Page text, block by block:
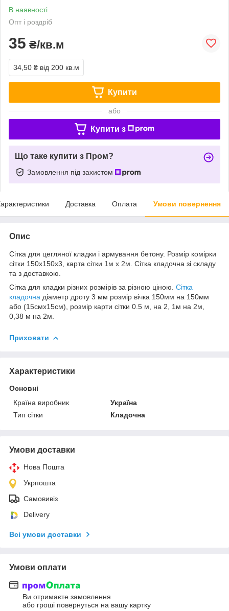
В наявності
Опт і роздріб
35 ₴/кв.м
34,50 ₴ від 200 кв.м
Купити
або
Купити з
Що таке купити з Пром?
Замовлення під захистом
Доставка Оплата Умови повернення
Опис
Сітка для цегляної кладки і армування бетону. Розмір комірки
сітки 150х150х3, карта сітки 1м х 2м. Сітка кладочна зі складу
та з доставкою.
Сітка для кладки різних розмірів за різною ціною. Сітка
кладочна діаметр дроту 3 мм розмір вічка 150мм на 150мм
або (15смх15см), розмір карти сітки 0.5 м, на 2, 1м на 2м,
0,38 м на 2м.
Приховати
Характеристики
Основні
Країна виробник
Україна
Тип сітки
Кладочна
Умови доставки
Нова Пошта
Укрпошта
Самовивіз
Delivery
Всі умови доставки
Умови оплати
Ви отримаєте замовлення
або гроші повернуться на вашу картку